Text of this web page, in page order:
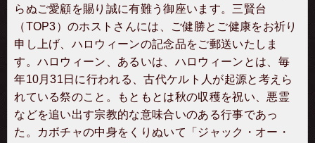
らぬご愛顧を賜り誠に有難う御座います。三賢台
（TOP3）のホストさんには、ご健勝とご健康をお祈り
申し上げ、ハロウィーンの記念品をご郵送いたしま
す。ハロウィーン、あるいは、ハロウィーンとは、毎
年10月31日に行われる、古代ケルト人が起源と考えら
れている祭のこと。もともとは秋の収穫を祝い、悪霊
などを追い出す宗教的な意味合いのある行事であっ
た。カボチャの中身をくりぬいて「ジャック・オー・